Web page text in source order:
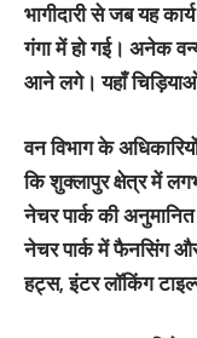
भागीदारी से जब यह
गंगा में हो गई। अनेक
आने लगे। यहाँ
वन विभाग के
कि शुक्लापुर क्षेत्र में
नेचर पार्क की
नेचर पार्क में फैनसिंग
हट्स, इंटर लॉकिंग